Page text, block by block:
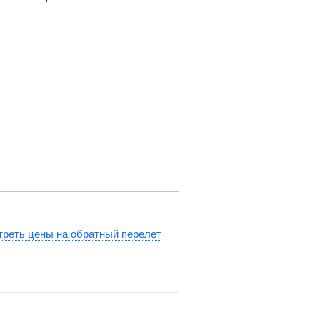
цены на обратный перелет